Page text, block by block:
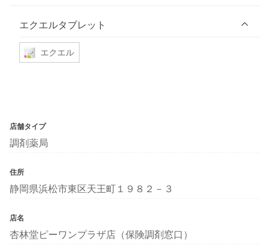
エクエルタブレット
エクエル
店舗タイプ
調剤薬局
住所
静岡県浜松市東区天王町１９８２－３
店名
杏林堂ピーワンプラザ店（保険調剤窓口）